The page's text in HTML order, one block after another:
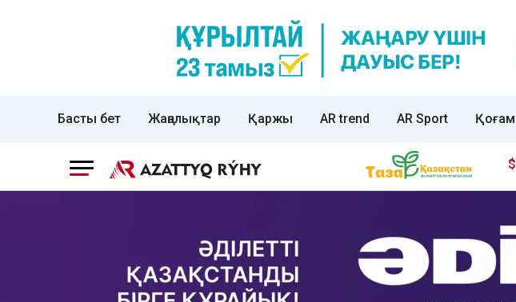
Басты бет Жаңалықтар Қаржы AR trend AR Sport Қоғам
$